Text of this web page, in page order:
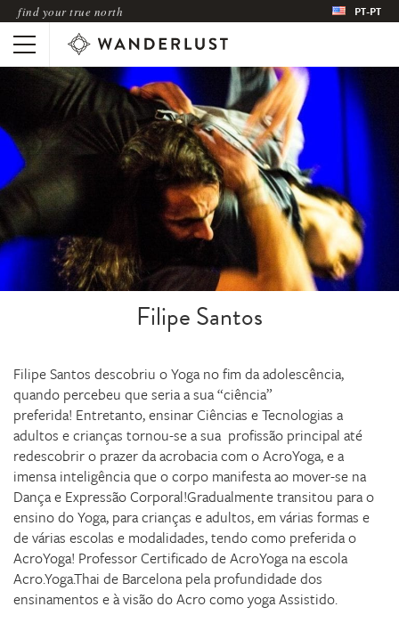
find your true north PT-PT
Filipe Santos
Filipe Santos descobriu o Yoga no fim da adolescência,
quando percebeu que seria a sua “ciência”
preferida! Entretanto, ensinar Ciências e Tecnologias a
adultos e crianças tornou-se a sua profissão principal até
redescobrir o prazer da acrobacia com o AcroYoga, e a
imensa inteligência que o corpo manifesta ao mover-se na
Dança e Expressão Corporal!Gradualmente transitou para o
ensino do Yoga, para crianças e adultos, em várias formas e
de várias escolas e modalidades, tendo como preferida o
AcroYoga! Professor Certificado de AcroYoga na escola
Acro.Yoga.Thai de Barcelona pela profundidade dos
ensinamentos e à visão do Acro como yoga Assistido.